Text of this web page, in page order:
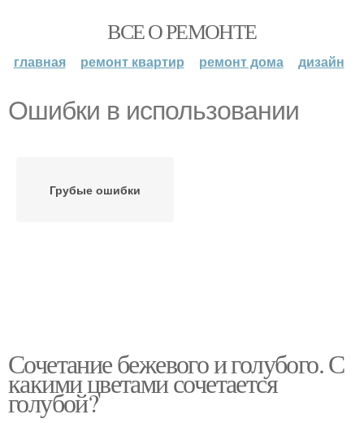
ВСЕ О РЕМОНТЕ
главная ремонт квартир ремонт дома дизайн
Ошибки в использовании
Грубые ошибки
Сочетание бежевого и голубого. С
какими цветами сочетается
голубой?